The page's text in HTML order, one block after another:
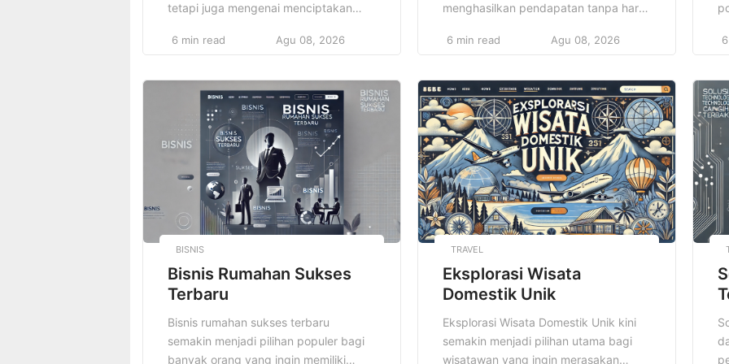
tetapi juga mengenai menciptakan
profesional. Dengan memilih pakaian
akan tampil percaya diri, tetapi juga
menunjukkan bahwa Anda memahami
etika berpakaian di lingkungan kerja
atau acara resmi. Dengan mengikuti
tren terkini dan memadupadankan
pakaian Anda […]
6 min read Agu 08, 2026
menghasilkan pendapatan tanpa harus
perkembangan ekonomi dan teknologi
terbuka lebar bagi siapa saja,
terutama dengan munculnya berbagai
platform digital yang memudahkan
pemasaran dan transaksi. Memilih
Bisnis Rumahan Paling Menjanjikan
akan memberikan peluang sukses
lebih besar, sekaligus meminimalkan
[…]
6 min read Agu 08, 2026
BISNIS
Bisnis Rumahan Sukses
Terbaru
Bisnis rumahan sukses terbaru
semakin menjadi pilihan populer bagi
banyak orang yang ingin memiliki
TRAVEL
Eksplorasi Wisata
Domestik Unik
Eksplorasi Wisata Domestik Unik kini
semakin menjadi pilihan utama bagi
wisatawan yang ingin merasakan